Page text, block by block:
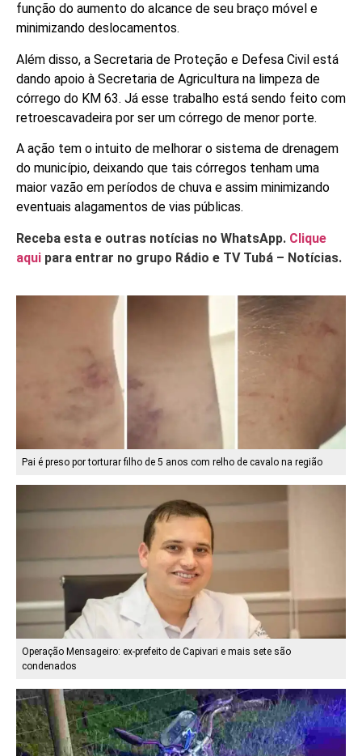
função do aumento do alcance de seu braço móvel e
minimizando deslocamentos.
Além disso, a Secretaria de Proteção e Defesa Civil está
dando apoio à Secretaria de Agricultura na limpeza de
córrego do KM 63. Já esse trabalho está sendo feito com
retroescavadeira por ser um córrego de menor porte.
A ação tem o intuito de melhorar o sistema de drenagem
do município, deixando que tais córregos tenham uma
maior vazão em períodos de chuva e assim minimizando
eventuais alagamentos de vias públicas.
Receba esta e outras notícias no WhatsApp. Clique
aqui para entrar no grupo Rádio e TV Tubá – Notícias.
Pai é preso por torturar filho de 5 anos com relho de cavalo na região
Operação Mensageiro: ex-prefeito de Capivari e mais sete são
condenados